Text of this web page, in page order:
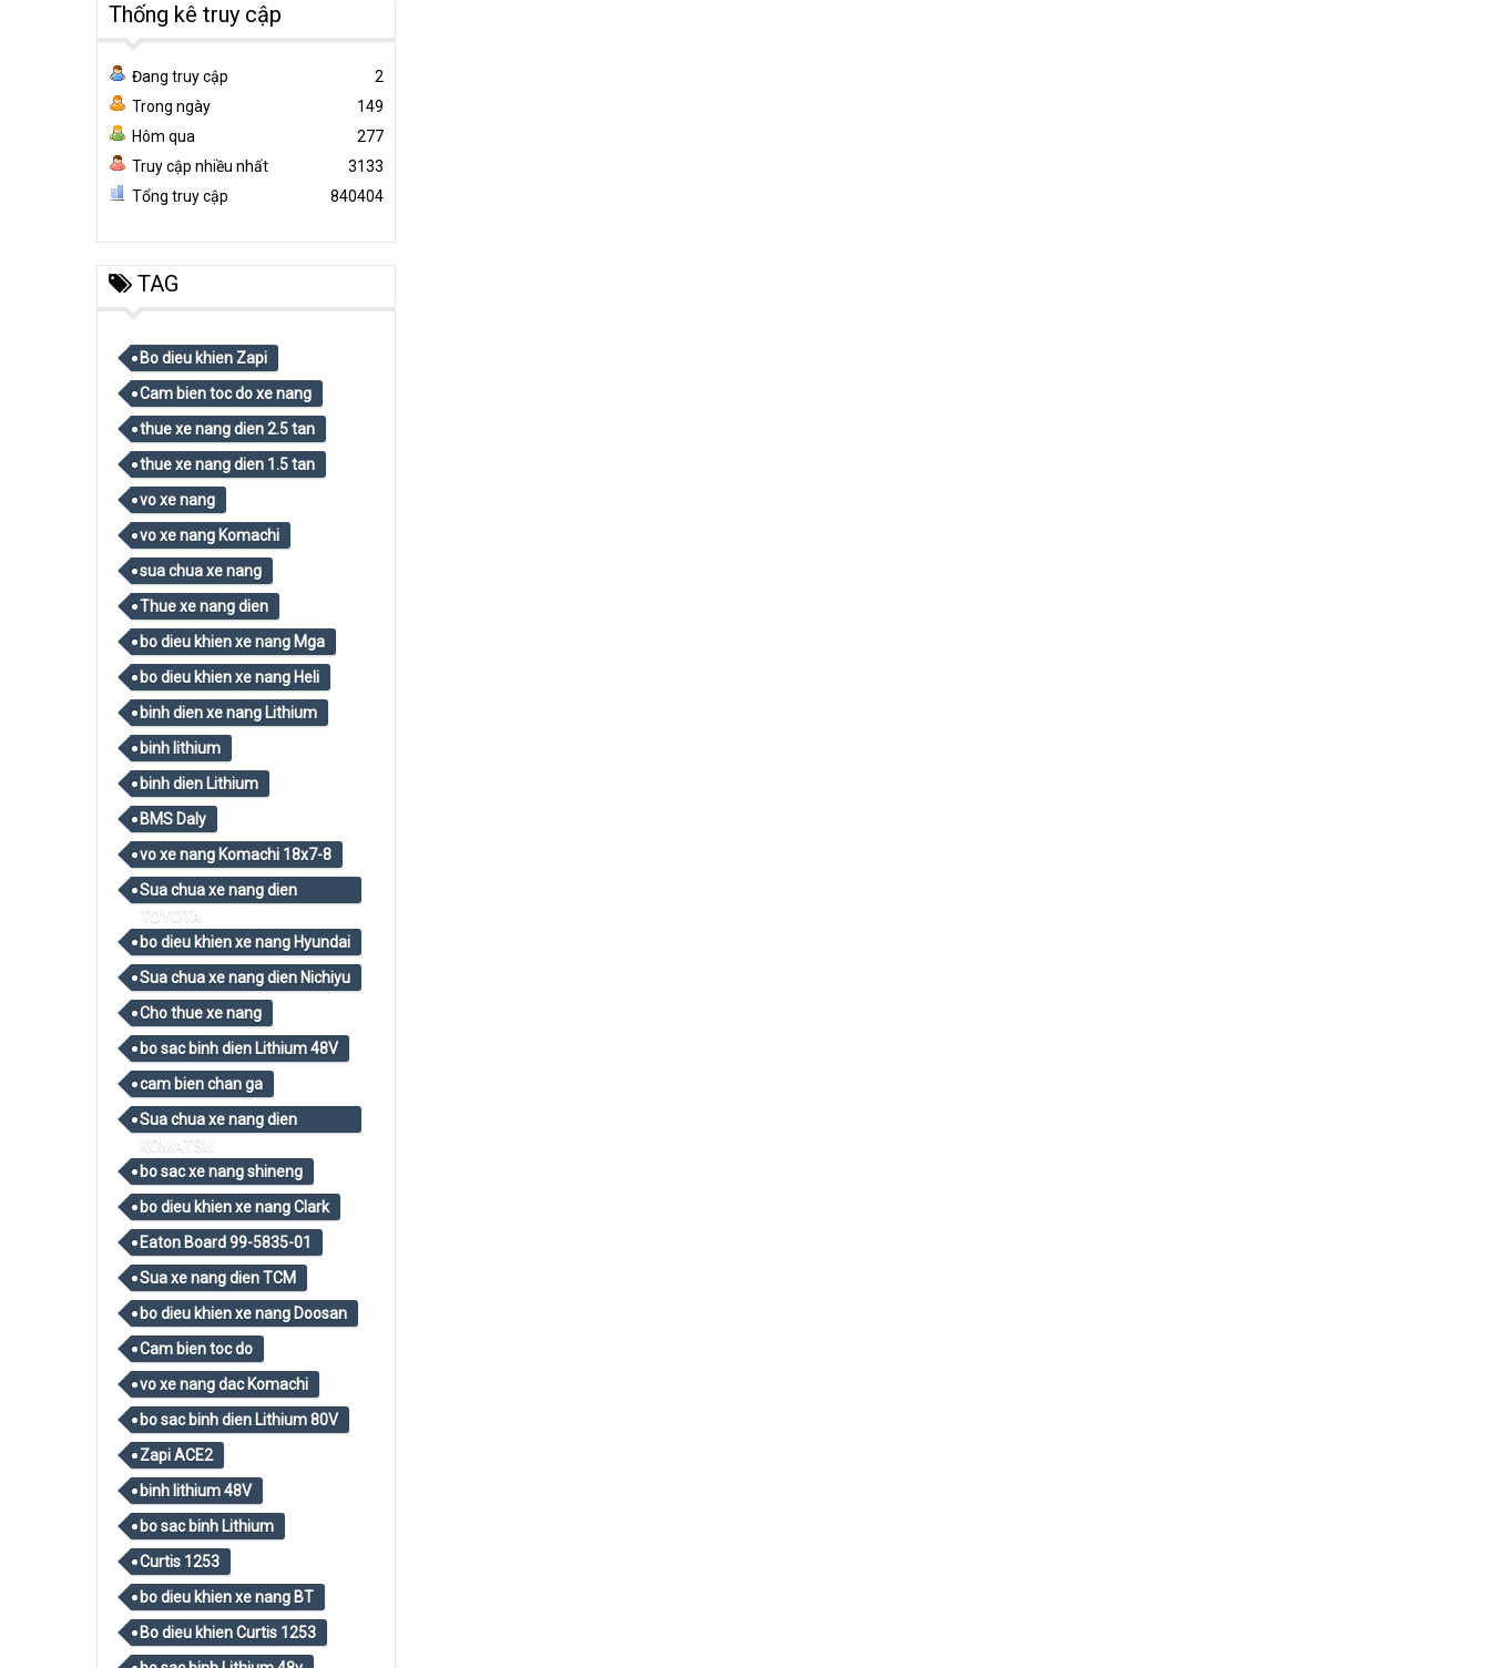
Thống kê truy cập
Đang truy cập
2
Trong ngày
149
Hôm qua
277
Truy cập nhiều nhất
3133
Tổng truy cập
840404
TAG
Bo dieu khien Zapi
Cam bien toc do xe nang
thue xe nang dien 2.5 tan
thue xe nang dien 1.5 tan
vo xe nang
vo xe nang Komachi
sua chua xe nang
Thue xe nang dien
bo dieu khien xe nang Mga
bo dieu khien xe nang Heli
binh dien xe nang Lithium
binh lithium
binh dien Lithium
BMS Daly
vo xe nang Komachi 18x7-8
Sua chua xe nang dien
TOYOTA
bo dieu khien xe nang Hyundai
Sua chua xe nang dien Nichiyu
Cho thue xe nang
bo sac binh dien Lithium 48V
cam bien chan ga
Sua chua xe nang dien
KOMATSU
bo sac xe nang shineng
bo dieu khien xe nang Clark
Eaton Board 99-5835-01
Sua xe nang dien TCM
bo dieu khien xe nang Doosan
Cam bien toc do
vo xe nang dac Komachi
bo sac binh dien Lithium 80V
Zapi ACE2
binh lithium 48V
bo sac binh Lithium
Curtis 1253
bo dieu khien xe nang BT
Bo dieu khien Curtis 1253